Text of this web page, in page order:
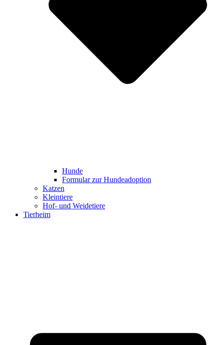
Hunde
Formular zur Hundeadoption
Katzen
Kleintiere
Hof- und Weidetiere
Tierheim